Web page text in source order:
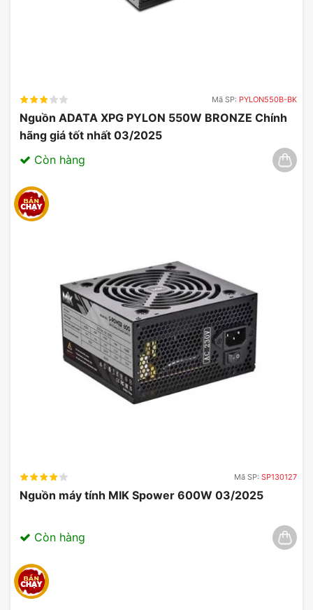
Mã SP: PYLON550B-BK
Nguồn ADATA XPG PYLON 550W BRONZE Chính
hãng giá tốt nhất 03/2025
Còn hàng
Mã SP: SP130127
Nguồn máy tính MIK Spower 600W 03/2025
Còn hàng